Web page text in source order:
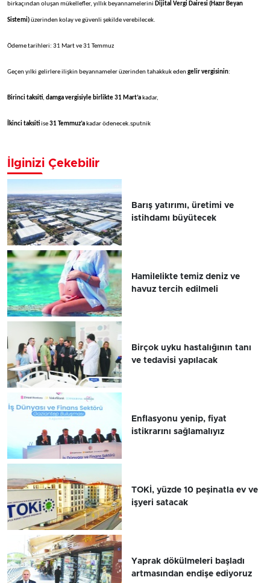
birkaçından oluşan mükellefler, yıllık beyannamelerini Dijital Vergi Dairesi (Hazır Beyan
Sistemi)üzerinden kolay ve güvenli şekilde verebilecek.
Ödeme tarihleri: 31 Mart ve 31 Temmuz
Geçen yılki gelirlere ilişkin beyannameler üzerinden tahakkuk edengelir vergisinin:
Birinci taksiti, damga vergisiyle birlikte 31 Mart’akadar,
İkinci taksitiise31 Temmuz’akadar ödenecek.sputnik
İlginizi Çekebilir
Barış yatırımı, üretimi ve
istihdamı büyütecek
Hamilelikte temiz deniz ve
havuz tercih edilmeli
Birçok uyku hastalığının tanı
ve tedavisi yapılacak
Enflasyonu yenip, fiyat
istikrarını sağlamalıyız
TOKİ, yüzde 10 peşinatla ev ve
işyeri satacak
Yaprak dökülmeleri başladı
artmasından endişe ediyoruz